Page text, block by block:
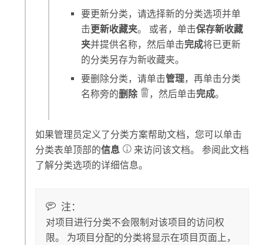
要更新分类，请选择新的分类选项并单
击更新收藏夹。 或者，单击保存新收藏
夹并提供名称，然后单击完成将已更新
的分类另存为新收藏夹。
要删除分类，请单击管理，再单击分类
名称旁的删除 ，然后单击完成。
如果管理员定义了分类方案帮助文档，您可以单击
分类表单顶部的信息
来访问该文档。 参阅此文档
了解分类选项的详细信息。
注：
对项目进行分类不会限制对该项目的访问权
限。 为项目分配的分类将显示在项目页面上，